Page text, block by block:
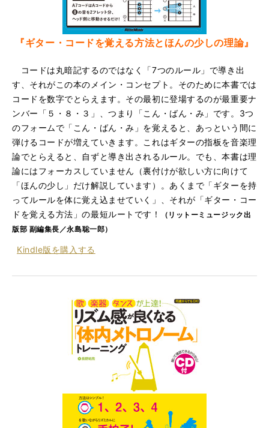
『ギター・コードを覚える方法とほんの少しの理論』
コードは丸暗記するのではなく「7つのルール」で導き出
す、それがこの本のメイン・コンセプト。そのために本書では
コードを数字でとらえます。その最初に登場するのが最重要ナ
ンバー「５・８・３」、つまり「こん・ばん・み」です。3つ
のフォームで「こん・ばん・み」を覚えると、あっという間に
弾けるコードが増えていきます。これはギターの指板を音楽理
論でとらえると、自ずと導き出されるルール。でも、本書は理
論にはフォーカスしていません（裏付けが欲しい方に向けて
「ほんの少し」だけ解説しています）。あくまで「ギターを持
ってルールを体に覚え込ませていく」、それが「ギター・コー
ドを覚える方法」の最短ルートです！
（リットーミュージック出
版部 副編集長／永島聡一郎）
Kindle版を購入する